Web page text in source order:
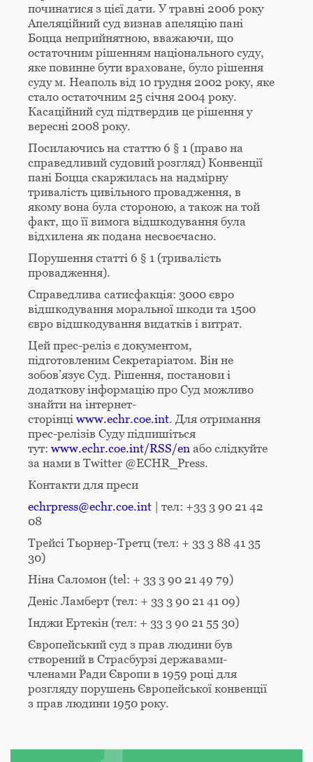
починатися з цієї дати. У травні 2006 року
Апеляційний суд визнав апеляцію пані
Боцца неприйнятною, вважаючи, що
остаточним рішенням національного суду,
яке повинне бути враховане, було рішення
суду м. Неаполь від 10 грудня 2002 року, яке
стало остаточним 25 січня 2004 року.
Касаційний суд підтвердив це рішення у
вересні 2008 року.
Посилаючись на статтю 6 § 1 (право на
справедливий судовий розгляд) Конвенції
пані Боцца скаржилась на надмірну
тривалість цивільного провадження, в
якому вона була стороною, а також на той
факт, що її вимога відшкодування була
відхилена як подана несвоєчасно.
Порушення статті 6 § 1 (тривалість
провадження).
Справедлива сатисфакція: 3000 євро
відшкодування моральної шкоди та 1500
євро відшкодування видатків і витрат.
Цей прес-реліз є документом,
підготовленим Секретаріатом. Він не
зобов’язує Суд. Рішення, постанови і
додаткову інформацію про Суд можливо
знайти на інтернет-
сторінці www.echr.coe.int. Для отримання
прес-релізів Суду підпишіться
тут: www.echr.coe.int/RSS/en або слідкуйте
за нами в Twitter @ECHR_Press.
Контакти для преси
echrpress@echr.coe.int | тел: +33 3 90 21 42
08
Трейсі Тьорнер-Третц (тел: + 33 3 88 41 35
30)
Ніна Саломон (tel: + 33 3 90 21 49 79)
Деніс Ламберт (тел: + 33 3 90 21 41 09)
Інджи Ертекін (тел: + 33 3 90 21 55 30)
Європейський суд з прав людини був
створений в Страсбурзі державами-
членами Ради Європи в 1959 році для
розгляду порушень Європейської конвенції
з прав людини 1950 року.